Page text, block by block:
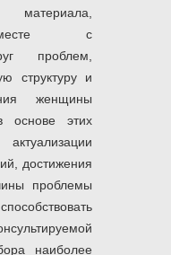
с
проблем,
структуру и
женщины
основе этих
достижения
проблемы
наиболее